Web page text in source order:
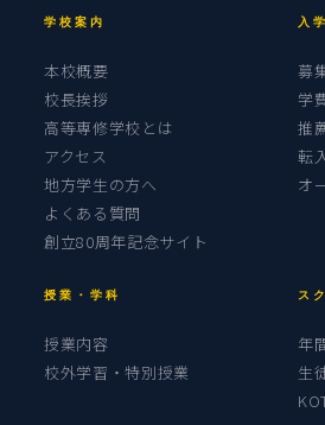
学校案内
本校概要
校長挨拶
高等専修学校とは
アクセス
地方学生の方へ
よくある質問
創立80周年記念サイト
入
募
学
推
転
オ
授業・学科
授業内容
校外学習・特別授業
ス
年
生